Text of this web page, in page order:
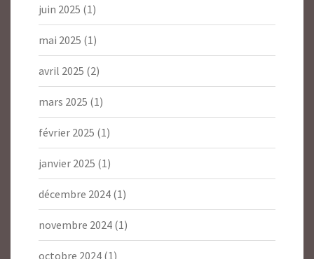
juin 2025 (1)
mai 2025 (1)
avril 2025 (2)
mars 2025 (1)
février 2025 (1)
janvier 2025 (1)
décembre 2024 (1)
novembre 2024 (1)
octobre 2024 (1)